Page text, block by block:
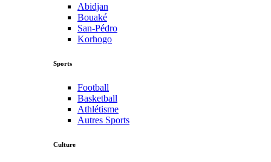
Abidjan
Bouaké
San-Pédro
Korhogo
Sports
Football
Basketball
Athlétisme
Autres Sports
Culture